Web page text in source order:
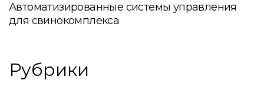
Автоматизированные системы управления
для свинокомплекса
Рубрики